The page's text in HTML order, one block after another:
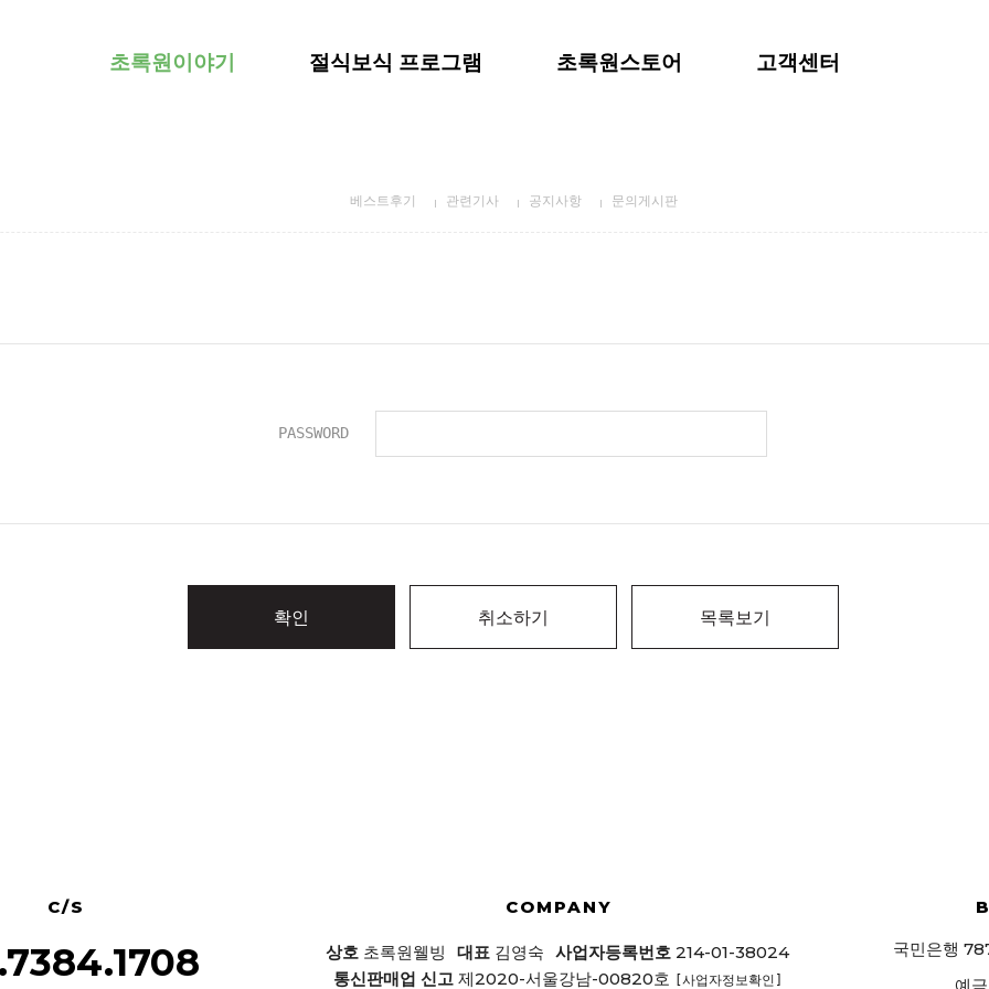
초록원이야기 절식보식 프로그램 초록원스토어 고객센터
베스트후기 관련기사 공지사항 문의게시판
PASSWORD
확인 취소하기 목록보기
C/S COMPANY
상호 초록원웰빙 대표 김영숙 사업자등록번호 214-01-38024
통신판매업 신고 제2020-서울강남-00820호 [사업자정보확인]
국민은행
예